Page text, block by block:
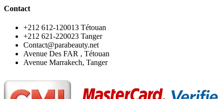
Contact
‪+212 612-120013 Tétouan
‪+212 621-220023 Tanger
Contact@parabeauty.net
Avenue Des FAR , Tétouan
Avenue Marrakech, Tanger